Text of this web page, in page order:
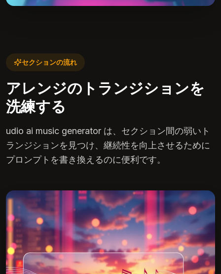
セクションの流れ
アレンジのトランジションを
洗練する
udio ai music generator は、セクション間の弱いト
ランジションを見つけ、継続性を向上させるために
プロンプトを書き換えるのに便利です。